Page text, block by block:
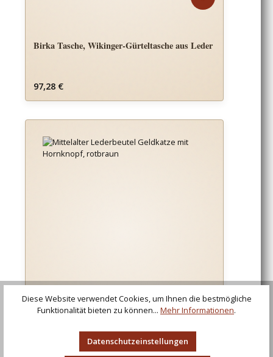
Birka Tasche, Wikinger-Gürteltasche aus Leder
Regulärer Preis:
97,28 €
Mittelalter Lederbeutel Geldkatze mit
Diese Website verwendet Cookies, um Ihnen die bestmögliche
Funktionalität bieten zu können... Mehr Informationen.
Datenschutzeinstellungen